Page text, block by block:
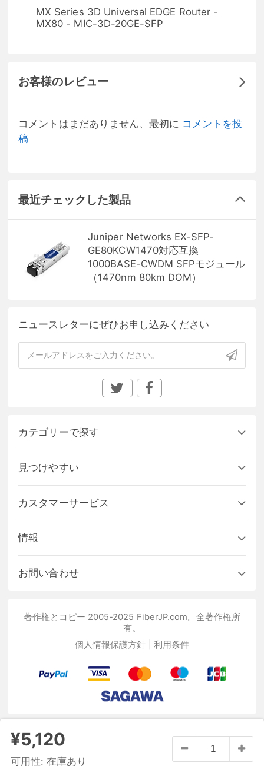
¥5,120
可用性: 在庫あり
MX Series 3D Universal EDGE Router -
MX80 - MIC-3D-20GE-SFP
お客様のレビュー
コメントはまだありません、最初に コメントを投
稿
最近チェックした製品
Juniper Networks EX-SFP-
GE80KCW1470対応互換
1000BASE-CWDM SFPモジュール
（1470nm 80km DOM）
ニュースレターにぜひお申し込みください
カテゴリーで探す
見つけやすい
カスタマーサービス
情報
お問い合わせ
著作権とコピー 2005-2025 FiberJP.com。全著作権所
有。
個人情報保護方針
利用条件